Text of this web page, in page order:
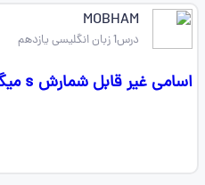
MOBHAM
درس1 زبان انگلیسی یازدهم
اسامی غیر قابل شمارش s میگیرن یا نه ؟